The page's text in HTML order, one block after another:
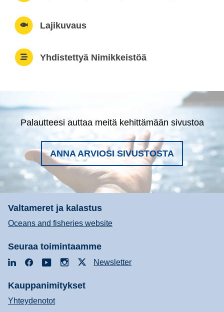
Lajikuvaus
Yhdistettyä Nimikkeistöä
Palautteesi auttaa meitä kehittämään sivustoa
ANNA ARVIOSI SIVUSTOSTA
Valtameret ja kalastus
Oceans and fisheries website
Seuraa toimintaamme
LinkedInFacebookYouTubeInstagramNewsletter
Kauppanimitykset
Yhteydenotot